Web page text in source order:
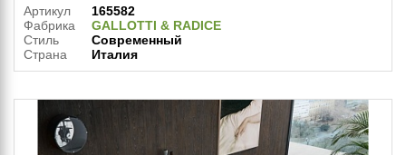
Артикул
165582
Фабрика
GALLOTTI & RADICE
Стиль
Современный
Страна
Италия